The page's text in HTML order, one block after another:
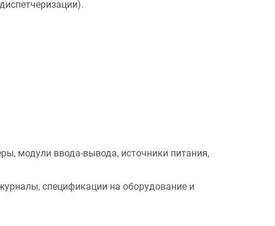
модули ввода-вывода, источники питания,
спецификации на оборудование и